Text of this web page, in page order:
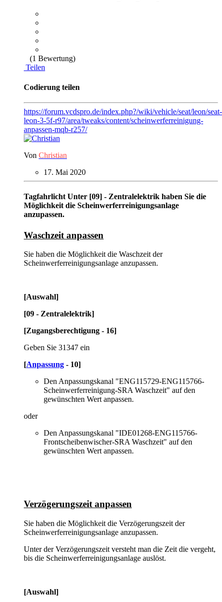
(1 Bewertung)
Teilen
Codierung teilen
https://forum.vcdspro.de/index.php?/wiki/vehicle/seat/leon/seat-
leon-3-5f-r97/area/tweaks/content/scheinwerferreinigung-
anpassen-mqb-r257/
Von Christian
17. Mai 2020
Tagfahrlicht Unter [09] - Zentralelektrik haben Sie die
Möglichkeit die Scheinwerferreinigungsanlage
anzupassen.
Waschzeit anpassen
Sie haben die Möglichkeit die Waschzeit der
Scheinwerferreinigungsanlage anzupassen.
[Auswahl]
[09 - Zentralelektrik]
[Zugangsberechtigung - 16]
Geben Sie 31347 ein
[Anpassung - 10]
Den Anpassungskanal "ENG115729-ENG115766-
Scheinwerferreinigung-SRA Waschzeit" auf den
gewünschten Wert anpassen.
oder
Den Anpassungskanal "IDE01268-ENG115766-
Frontscheibenwischer-SRA Waschzeit" auf den
gewünschten Wert anpassen.
Verzögerungszeit anpassen
Sie haben die Möglichkeit die Verzögerungszeit der
Scheinwerferreinigungsanlage anzupassen.
Unter der Verzögerungszeit versteht man die Zeit die vergeht,
bis die Scheinwerferreinigungsanlage auslöst.
[Auswahl]